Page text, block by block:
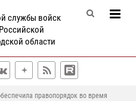
службы войск
области
правопорядок во время